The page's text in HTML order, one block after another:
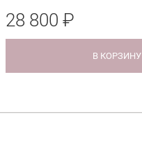
28 800 ₽
В КОРЗИНУ